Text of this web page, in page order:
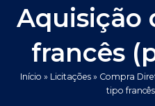
Aquisição
francês
Início » Licitações» Compra
tipo